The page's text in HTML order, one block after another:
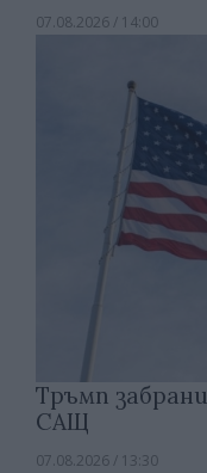
07.08.2026 / 14:00
Тръмп
САЩ
07.08.2026 / 13:30